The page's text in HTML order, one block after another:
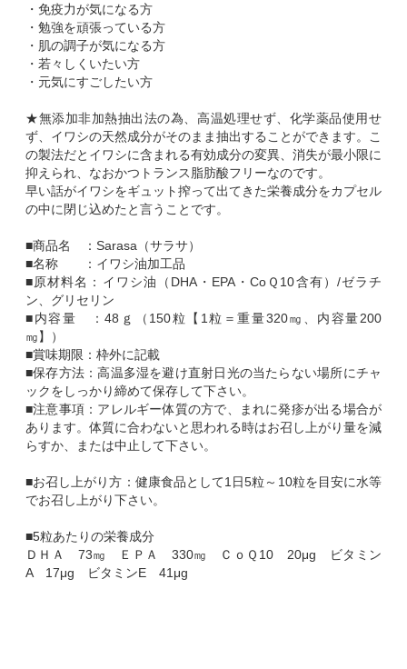
・免疫力が気になる方
・勉強を頑張っている方
・肌の調子が気になる方
・若々しくいたい方
・元気にすごしたい方
★無添加非加熱抽出法の為、高温処理せず、化学薬品使用せ
ず、イワシの天然成分がそのまま抽出することができます。こ
の製法だとイワシに含まれる有効成分の変異、消失が最小限に
抑えられ、なおかつトランス脂肪酸フリーなのです。
早い話がイワシをギュット搾って出てきた栄養成分をカプセル
の中に閉じ込めたと言うことです。
■商品名 ：Sarasa（サラサ）
■名称 ：イワシ油加工品
■原材料名：イワシ油（DHA・EPA・CoＱ10含有）/ゼラチ
ン、グリセリン
■内容量 ：48ｇ（150粒【1粒＝重量320㎎、内容量200
㎎】）
■賞味期限：枠外に記載
■保存方法：高温多湿を避け直射日光の当たらない場所にチャ
ックをしっかり締めて保存して下さい。
■注意事項：アレルギー体質の方で、まれに発疹が出る場合が
あります。体質に合わないと思われる時はお召し上がり量を減
らすか、または中止して下さい。
■お召し上がり方：健康食品として1日5粒～10粒を目安に水等
でお召し上がり下さい。
■5粒あたりの栄養成分
ＤＨＡ 73㎎ ＥＰＡ 330㎎ ＣｏＱ10 20μg ビタミン
A 17μg ビタミンE 41μg